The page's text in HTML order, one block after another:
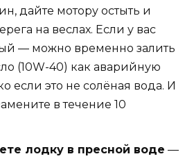
дайте мотору остыть и
на веслах. Если у вас
— можно временно залить
(10W-40) как аварийную
если это не солёная вода. И
в течение 10
лодку в пресной воде —